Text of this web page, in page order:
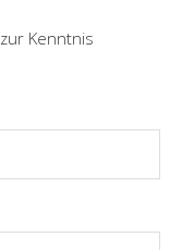
zur Kenntnis